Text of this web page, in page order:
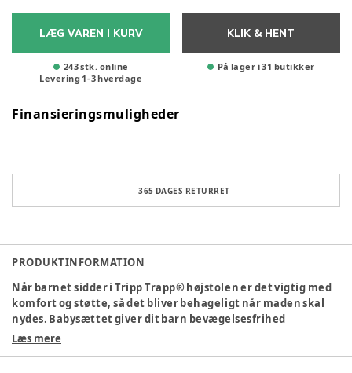
LÆG VAREN I KURV
243 stk. online
Levering 1-3hverdage
KLIK & HENT
På lager i 31 butikker
Finansieringsmuligheder
365 DAGES RETURRET
PRODUKTINFORMATION
Når barnet sidder i Tripp Trapp® højstolen er det vigtig med
komfort og støtte, så det bliver behageligt når maden skal
nydes. Babysættet giver dit barn bevægelsesfrihed
og hjælper samtidig med at støtte godt rundt om barnet.
Læs mere